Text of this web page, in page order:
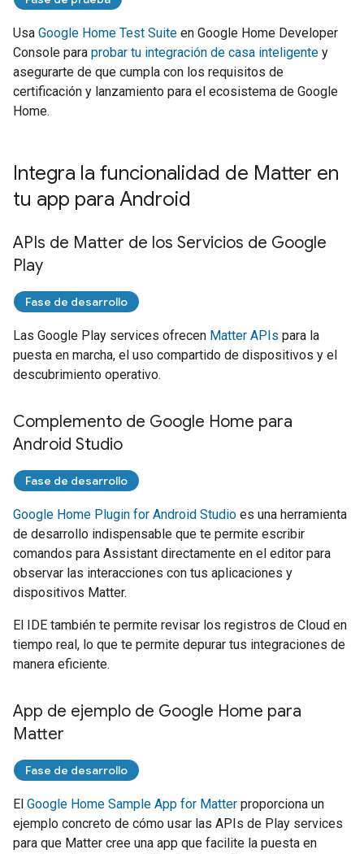
Usa Google Home Test Suite en Google Home Developer
Console para probar tu integración de casa inteligente y
asegurarte de que cumpla con los requisitos de
certificación y lanzamiento para el ecosistema de Google
Home.
Integra la funcionalidad de Matter en
tu app para Android
APIs de Matter de los Servicios de Google
Play
Fase de desarrollo
Las Google Play services ofrecen Matter APIs para la
puesta en marcha, el uso compartido de dispositivos y el
descubrimiento operativo.
Complemento de Google Home para
Android Studio
Fase de desarrollo
Google Home Plugin for Android Studio es una herramienta
de desarrollo indispensable que te permite escribir
comandos para Assistant directamente en el editor para
observar las interacciones con tus aplicaciones y
dispositivos Matter.
El IDE también te permite revisar los registros de Cloud en
tiempo real, lo que te permite depurar tus integraciones de
manera eficiente.
App de ejemplo de Google Home para
Matter
Fase de desarrollo
El Google Home Sample App for Matter proporciona un
ejemplo concreto de cómo usar las APIs de Play services
para que Matter cree una app que facilite la puesta en